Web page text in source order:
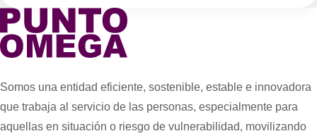
Somos una entidad eficiente, sostenible, estable e innovadora
que trabaja al servicio de las personas, especialmente para
aquellas en situación o riesgo de vulnerabilidad, movilizando